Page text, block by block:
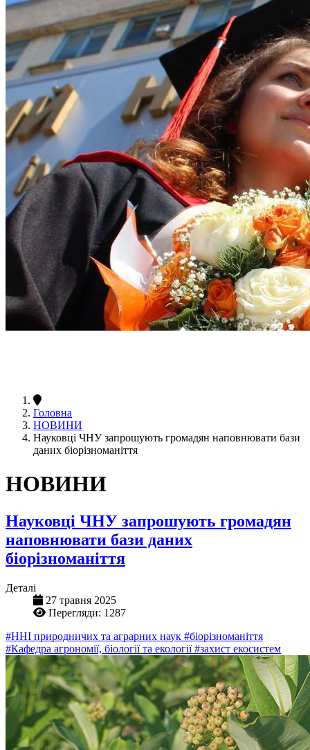
Головна
НОВИНИ
Науковці ЧНУ запрошують громадян наповнювати бази
даних біорізноманіття
НОВИНИ
Науковці ЧНУ запрошують громадян
наповнювати бази даних
біорізноманіття
Деталі
27 травня 2025
Перегляди: 1287
#ННІ природничих та аграрних наук #біорізноманіття
#Кафедра агрономії, біології та екології#захист екосистем